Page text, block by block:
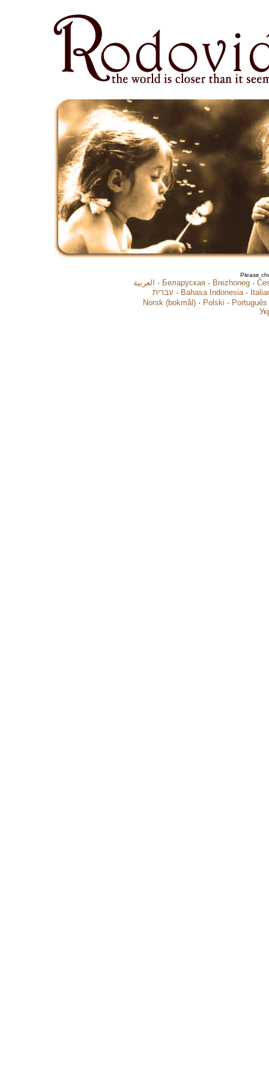
Please
العربية · Беларуская · Brezhoneg ·
עברית · Bahasa Indonesia·
Norsk (bokmål) · Polski · Português